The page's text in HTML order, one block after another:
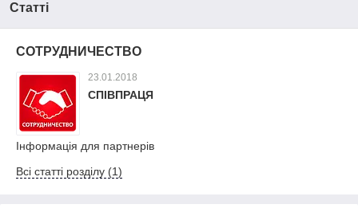
Статті
СОТРУДНИЧЕСТВО
23.01.2018
СПІВПРАЦЯ
Інформація для партнерів
Всі статті розділу (1)